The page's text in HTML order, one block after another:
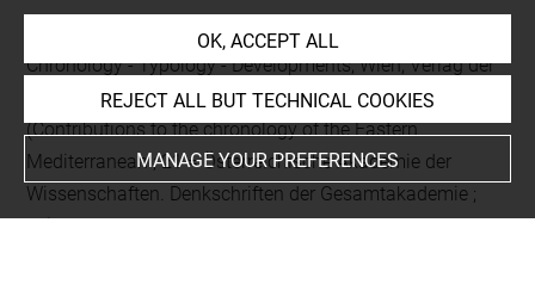
Aston, David A., Burial Assemblages of Dynasty 21-25.
Chronology - Typology - Developments, Wien, Verlag der
Österreichischen Akademie der Wissenschaften,
(Contributions to the chronology of the Eastern
Mediterranean ; 21 = Österreichische Akademie der
Wissenschaften. Denkschriften der Gesamtakademie ;
54), 2009, p. 182
OK, ACCEPT ALL
REJECT ALL BUT TECHNICAL COOKIES
MANAGE YOUR PREFERENCES